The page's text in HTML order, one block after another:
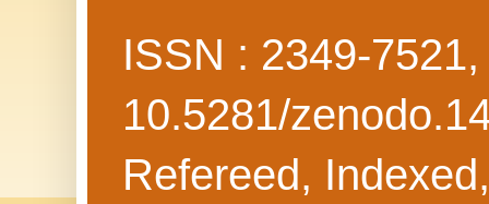
ISSN : 2349-
10.5281/
Refereed,